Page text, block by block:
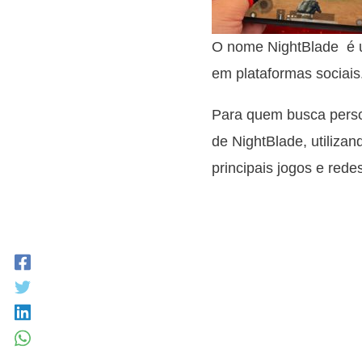
O nome NightBlade é
em plataformas
Para quem busca
de NightBlade,
principais jogos e